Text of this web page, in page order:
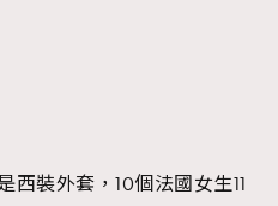
西裝外套，10個法國女生11